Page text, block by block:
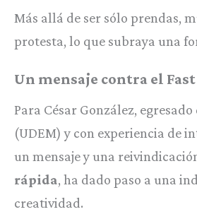
Más allá de ser sólo prendas,
protesta, lo que subraya una
Un mensaje contra el
Para César González,
(UDEM) y con experiencia de
un mensaje y una
rápida, ha dado paso a una
creatividad.